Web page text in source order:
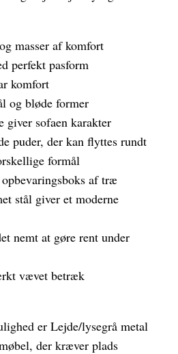
masser af komfort
perfekt pasform
komfort
og bløde former
giver sofaen karakter
puder, der kan flyttes rundt
formål
af træ
stål giver et moderne
nemt at gøre rent under
vævet betræk
er Lejde/lysegrå metal
der kræver plads